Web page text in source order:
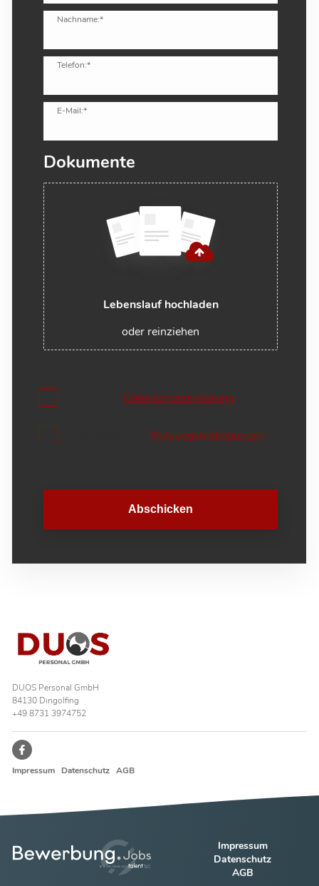
Nachname:*
Telefon:*
E-Mail:*
Dokumente
Lebenslauf hochladen
oder reinziehen
Datenschutzerklärung
Nutzungsbedingungen
Abschicken
DUOS Personal GmbH
84130 Dingolfing
+49 8731 3974752
Impressum Datenschutz AGB
Impressum
Datenschutz
AGB